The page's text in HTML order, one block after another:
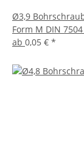
Ø3,9
Form M DIN
ab 0,05 € *